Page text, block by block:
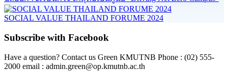
SOCIAL VALUE THAILAND FORUME 2024
Subscribe with Facebook
Have a question? Contact us Green KMUTNB Phone : (02) 555-
2000 email : admin.green@op.kmutnb.ac.th